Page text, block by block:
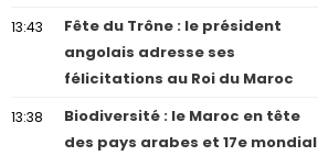
13:43
Fête du Trône : le président
angolais adresse ses
félicitations au Roi du Maroc
13:38
Biodiversité : le Maroc en tête
des pays arabes et 17e mondial